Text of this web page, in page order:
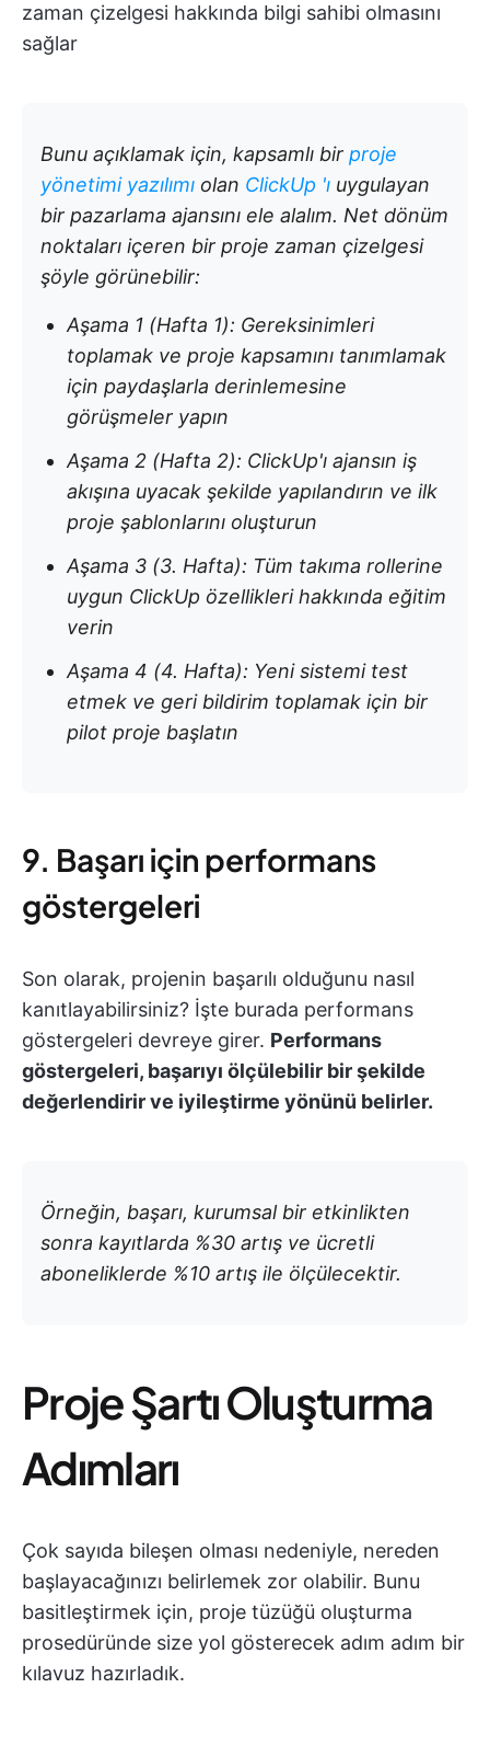
zaman çizelgesi hakkında bilgi sahibi olmasını
sağlar
Bunu açıklamak için, kapsamlı bir proje
yönetimi yazılımı olan ClickUp 'ı uygulayan
bir pazarlama ajansını ele alalım. Net dönüm
noktaları içeren bir proje zaman çizelgesi
şöyle görünebilir:
Aşama 1 (Hafta 1): Gereksinimleri
toplamak ve proje kapsamını tanımlamak
için paydaşlarla derinlemesine
görüşmeler yapın
Aşama 2 (Hafta 2): ClickUp'ı ajansın iş
akışına uyacak şekilde yapılandırın ve ilk
proje şablonlarını oluşturun
Aşama 3 (3. Hafta): Tüm takıma rollerine
uygun ClickUp özellikleri hakkında eğitim
verin
Aşama 4 (4. Hafta): Yeni sistemi test
etmek ve geri bildirim toplamak için bir
pilot proje başlatın
9. Başarı için performans
göstergeleri
Son olarak, projenin başarılı olduğunu nasıl
kanıtlayabilirsiniz? İşte burada performans
göstergeleri devreye girer. Performans
göstergeleri, başarıyı ölçülebilir bir şekilde
değerlendirir ve iyileştirme yönünü belirler.
Örneğin, başarı, kurumsal bir etkinlikten
sonra kayıtlarda %30 artış ve ücretli
aboneliklerde %10 artış ile ölçülecektir.
Proje Şartı Oluşturma
Adımları
Çok sayıda bileşen olması nedeniyle, nereden
başlayacağınızı belirlemek zor olabilir. Bunu
basitleştirmek için, proje tüzüğü oluşturma
prosedüründe size yol gösterecek adım adım bir
kılavuz hazırladık.